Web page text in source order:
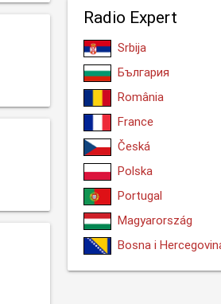
Radio Expert
Srbija
България
România
France
Česká
Polska
Portugal
Magyarország
Bosna i